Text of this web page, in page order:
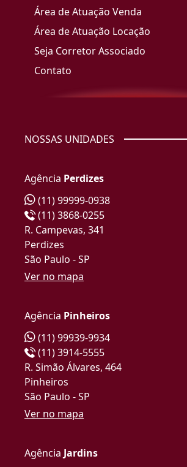
Área de Atuação Venda
Área de Atuação Locação
Seja Corretor Associado
Contato
NOSSAS UNIDADES
Agência Perdizes
(11) 99999-0938
(11) 3868-0255
R. Campevas, 341
Perdizes
São Paulo - SP
Ver no mapa
Agência Pinheiros
(11) 99939-9934
(11) 3914-5555
R. Simão Álvares, 464
Pinheiros
São Paulo - SP
Ver no mapa
Agência Jardins